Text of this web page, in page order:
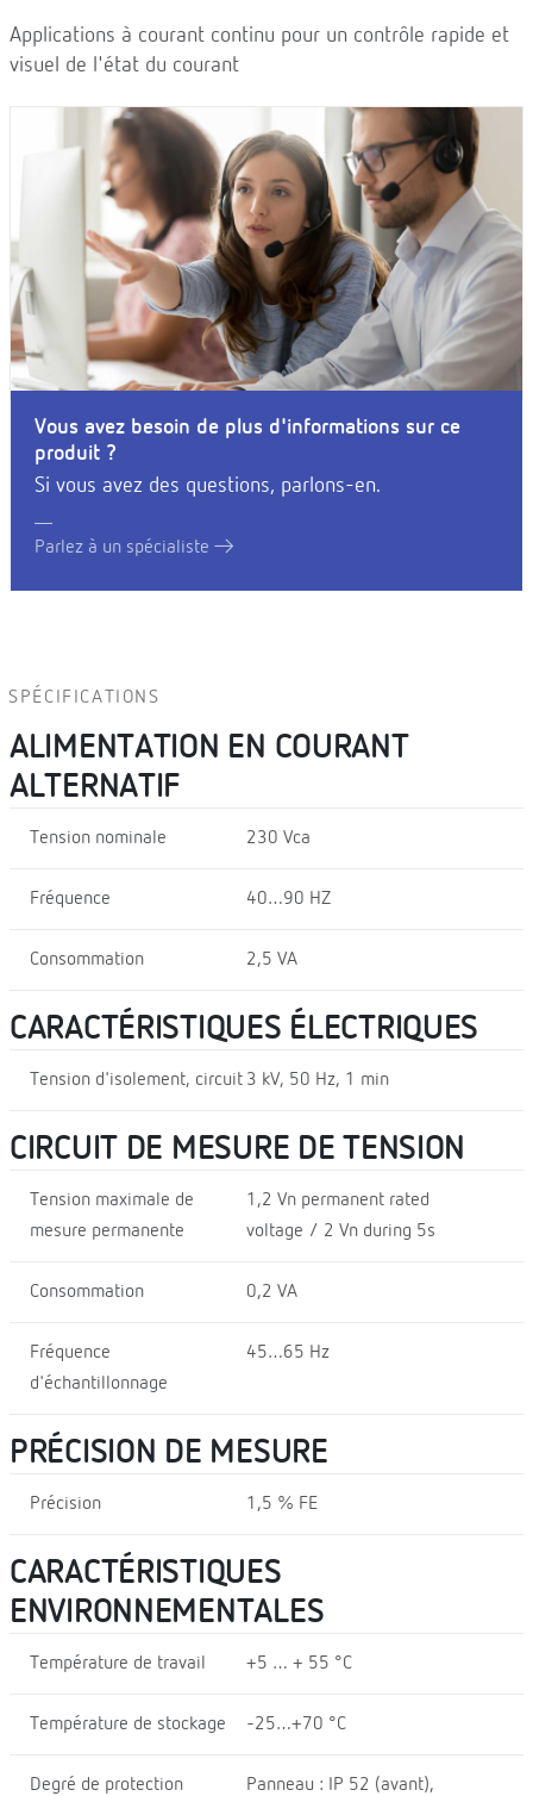
Applications à courant continu pour un contrôle rapide et
visuel de l'état du courant
Vous avez besoin de plus d'informations sur ce
produit ?
Si vous avez des questions, parlons-en.
Parlez à un spécialiste
SPÉCIFICATIONS
ALIMENTATION EN COURANT
ALTERNATIF
Tension nominale 230 Vca
Fréquence 40…90 HZ
Consommation 2,5 VA
CARACTÉRISTIQUES ÉLECTRIQUES
Tension d'isolement, circuit 3 kV, 50 Hz, 1 min
CIRCUIT DE MESURE DE TENSION
Tension maximale de
mesure permanente
1,2 Vn permanent rated
voltage / 2 Vn during 5s
Consommation 0,2 VA
Fréquence
d'échantillonnage
45…65 Hz
PRÉCISION DE MESURE
Précision 1,5 % FE
CARACTÉRISTIQUES
ENVIRONNEMENTALES
Température de travail +5 … + 55 °C
Température de stockage -25…+70 °C
Degré de protection Panneau : IP 52 (avant),